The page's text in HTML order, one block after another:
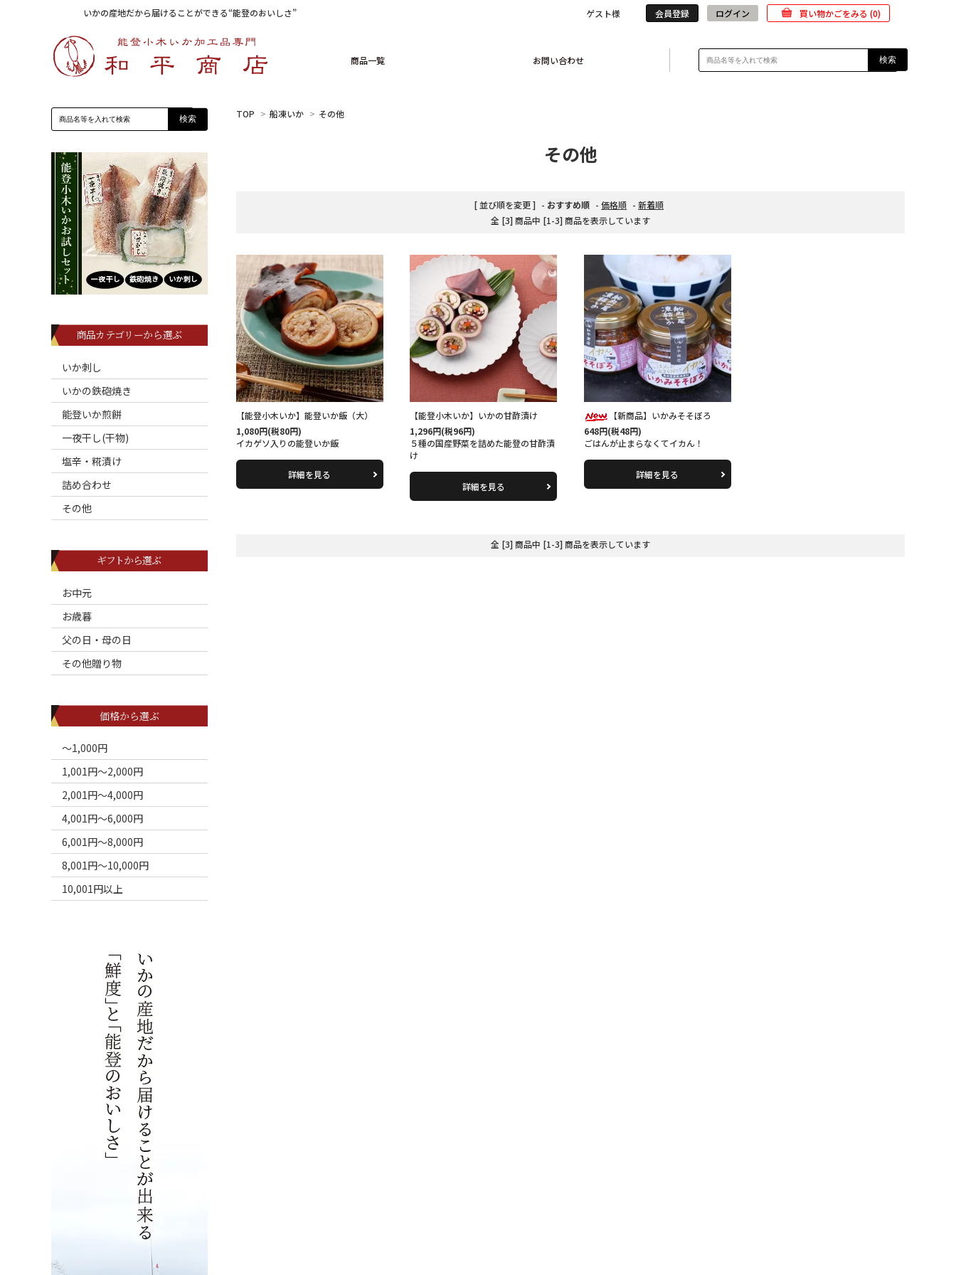
いかの産地だから届けることができる“能登のおいしさ” ゲスト様 会員登録 ログイン 買い物かごをみる (0)
商品一覧
いかの鉄砲焼き
能登いか煎餅
一夜干し(干物)
父の日・母の日 2,001円～4,000円
お問い合わせ 検索
TOP > 船凍いか > その他
その他
[ 並び順を変更 ] - おすすめ順 - 価格順 - 新着順
全 [3] 商品中 [1-3] 商品を表示しています
【能登小木いか】能登いか飯（大）
1,080円(税80円)
イカゲソ入りの能登いか飯
詳細を見る
【能登小木いか】いかの甘酢漬け
1,296円(税96円)
５種の国産野菜を詰めた能登の甘酢漬
け
詳細を見る
【新商品】いかみそそぼろ
648円(税48円)
ごはんが止まらなくてイカん！
詳細を見る
全 [3] 商品中 [1-3] 商品を表示しています
検索
商品カテゴリーから選ぶ
いか刺し
いかの鉄砲焼き
能登いか煎餅
一夜干し(干物)
塩辛・糀漬け
詰め合わせ
その他
ギフトから選ぶ
お中元
お歳暮
父の日・母の日
その他贈り物
価格から選ぶ
～1,000円
1,001円～2,000円
2,001円～4,000円
4,001円～6,000円
6,001円～8,000円
8,001円～10,000円
10,001円以上